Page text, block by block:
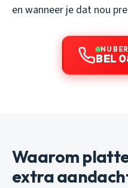
en wanneer je dat nou
NU
BEL
Waarom
extra